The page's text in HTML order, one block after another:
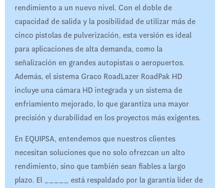
rendimiento a un nuevo nivel. Con el doble de
capacidad de salida y la posibilidad de utilizar más de
cinco pistolas de pulverización, esta versión es ideal
para aplicaciones de alta demanda, como la
señalización en grandes autopistas o aeropuertos.
Además, el sistema Graco RoadLazer RoadPak HD
incluye una cámara HD integrada y un sistema de
enfriamiento mejorado, lo que garantiza una mayor
precisión y durabilidad en los proyectos más exigentes.
En EQUIPSA, entendemos que nuestros clientes
necesitan soluciones que no solo ofrezcan un alto
rendimiento, sino que también sean fiables a largo
plazo. El _____ está respaldado por la garantía líder de